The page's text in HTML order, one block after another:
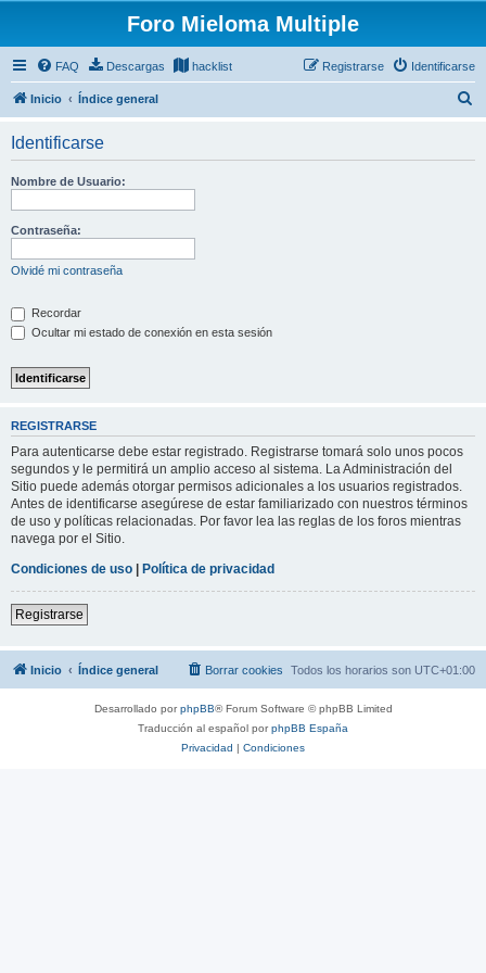
Foro Mieloma Multiple
FAQ Descargas hacklist Identificarse
Registrarse
Inicio Índice general
Identificarse
Nombre de Usuario:
Contraseña:
Olvidé mi contraseña
Recordar
Ocultar mi estado de conexión en esta sesión
REGISTRARSE
Para autenticarse debe estar registrado. Registrarse tomará solo unos pocos
segundos y le permitirá un amplio acceso al sistema. La Administración del
Sitio puede además otorgar permisos adicionales a los usuarios registrados.
Antes de identificarse asegúrese de estar familiarizado con nuestros términos
de uso y políticas relacionadas. Por favor lea las reglas de los foros mientras
navega por el Sitio.
Condiciones de uso | Política de privacidad
Registrarse
Inicio Índice general Todos los horarios son UTC+01:00
Borrar cookies
Desarrollado porphpBB® Forum Software © phpBB Limited
Traducción al español porphpBB España
Privacidad | Condiciones